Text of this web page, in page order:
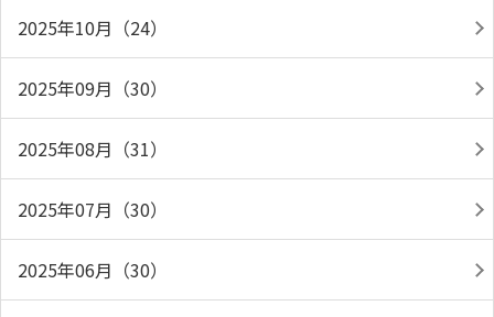
2025年10月（24）
2025年09月（30）
2025年08月（31）
2025年07月（30）
2025年06月（30）